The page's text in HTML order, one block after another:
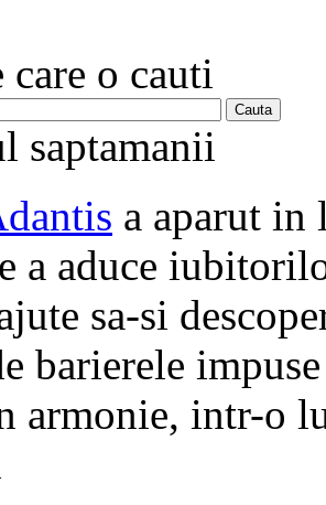
care o cauti
saptamanii
a aparut in
a aduce
sa-si
barierele
armonie, intr-o